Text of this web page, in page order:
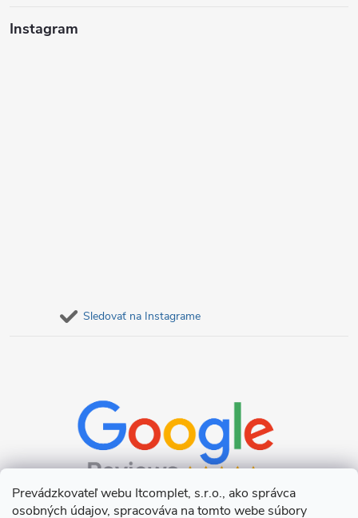
Prevádzkovateľ webu Itcomplet, s.r.o., ako správca
osobných údajov, spracováva na tomto webe súbory
Instagram
Sledovať na Instagrame